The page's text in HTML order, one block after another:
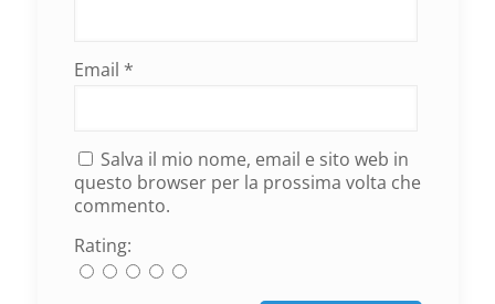
Email *
Salva il mio nome, email e sito web in
questo browser per la prossima volta che
commento.
Rating: